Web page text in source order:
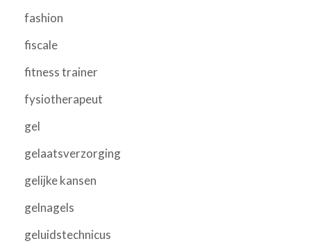
fashion
fiscale
fitness trainer
fysiotherapeut
gel
gelaatsverzorging
gelijke kansen
gelnagels
geluidstechnicus